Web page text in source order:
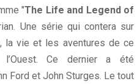
"The Life and Legend of
Une série qui contera sur
la vie et les aventures de ce
l’Ouest. Ce dernier a été
Ford et John Sturges. Le tout